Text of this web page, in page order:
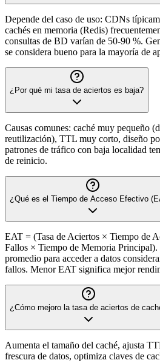
Depende del caso de uso: CDNs
cachés en memoria (Redis)
consultas de BD varían de 50-90 %.
se considera bueno para la mayoría de
¿Por qué mi tasa de aciertos es baja?
Causas comunes: caché muy pequeño
reutilización), TTL muy corto, diseño
patrones de tráfico con baja localidad
de reinicio.
¿Qué es el Tiempo de Acceso Efectivo
EAT = (Tasa de Aciertos × Tiempo de
Fallos × Tiempo de Memoria Principal).
promedio para acceder a datos
fallos. Menor EAT significa mejor
¿Cómo mejoro la tasa de aciertos de
Aumenta el tamaño del caché, ajusta
frescura de datos, optimiza claves de